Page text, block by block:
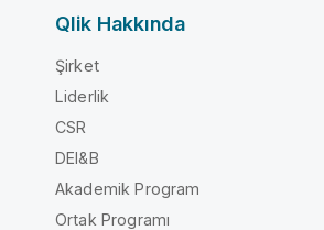
Qlik Hakkında
Şirket
Liderlik
CSR
DEI&B
Akademik Program
Ortak Programı